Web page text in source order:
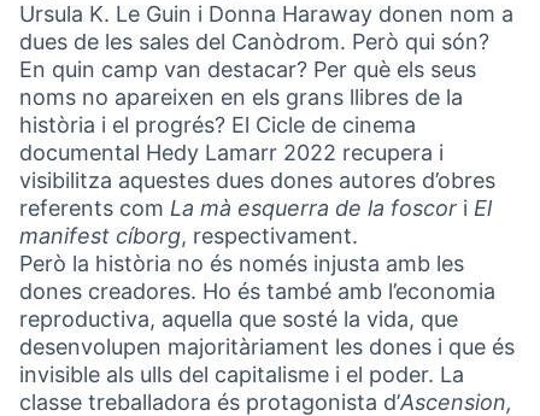
Ursula K. Le Guin i Donna Haraway donen nom a
dues de les sales del Canòdrom. Però qui són?
En quin camp van destacar? Per què els seus
noms no apareixen en els grans llibres de la
història i el progrés? El Cicle de cinema
documental Hedy Lamarr 2022 recupera i
visibilitza aquestes dues dones autores d’obres
referents com La mà esquerra de la foscor i El
manifest cíborg, respectivament.
Però la història no és només injusta amb les
dones creadores. Ho és també amb l’economia
reproductiva, aquella que sosté la vida, que
desenvolupen majoritàriament les dones i que és
invisible als ulls del capitalisme i el poder. La
classe treballadora és protagonista d’Ascension,